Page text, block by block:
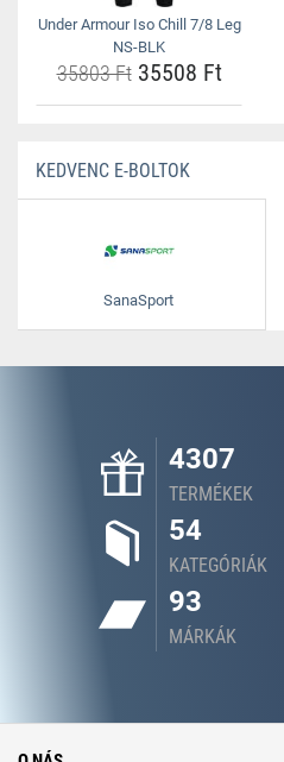
Under Armour Iso Chill 7/8 Leg
NS-BLK
35803 Ft35508 Ft
KEDVENC E-BOLTOK
SanaSport
4307
TERMÉKEK
54
KATEGÓRIÁK
93
MÁRKÁK